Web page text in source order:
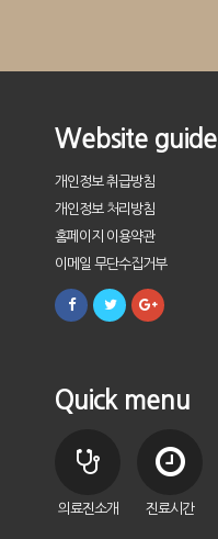
Website guide
개인정보 취급방침
개인정보 처리방침
홈페이지 이용약관
이메일 무단수집거부
Quick menu
의료진소개 진료시간